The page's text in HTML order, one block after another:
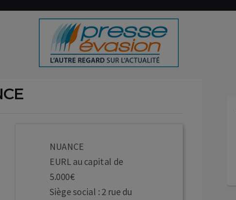
NUANCE
EURL au capital de
5.000€
Siège social : 2 rue du